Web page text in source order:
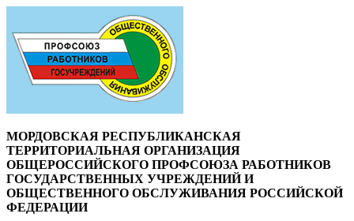
МОРДОВСКАЯ РЕСПУБЛИКАНСКАЯ
ТЕРРИТОРИАЛЬНАЯ ОРГАНИЗАЦИЯ
ОБЩЕРОССИЙСКОГО ПРОФСОЮЗА РАБОТНИКОВ
ГОСУДАРСТВЕННЫХ УЧРЕЖДЕНИЙ И
ОБЩЕСТВЕННОГО ОБСЛУЖИВАНИЯ РОССИЙСКОЙ
ФЕДЕРАЦИИ